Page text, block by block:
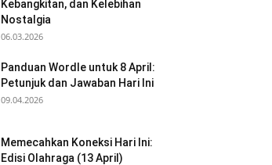
Kebangkitan, dan Kelebihan
Nostalgia
06.03.2026
Panduan Wordle untuk 8 April:
Petunjuk dan Jawaban Hari Ini
09.04.2026
Memecahkan Koneksi Hari Ini:
Edisi Olahraga (13 April)